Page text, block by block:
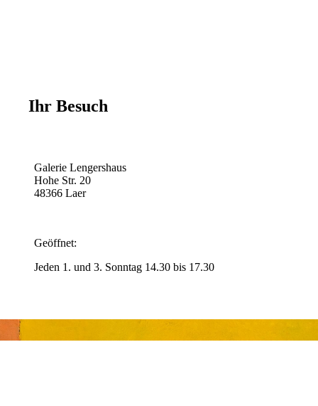
Ihr Besuch
Galerie Lengershaus
Hohe Str. 20
48366 Laer
Geöffnet:
Jeden 1. und 3. Sonntag 14.30 bis 17.30